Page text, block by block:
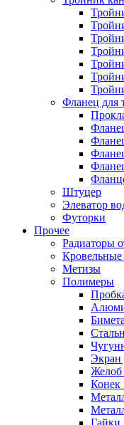
Фланец для
Штуцер
Элеватор
Футорки
Прочее
Радиаторы
Метизы
Полимеры
Экран
Желоб
Конек
Гайки